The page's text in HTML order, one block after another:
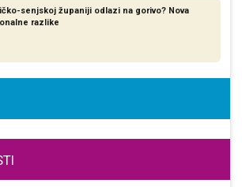
senjskoj županiji odlazi na gorivo? Nova
razlike​